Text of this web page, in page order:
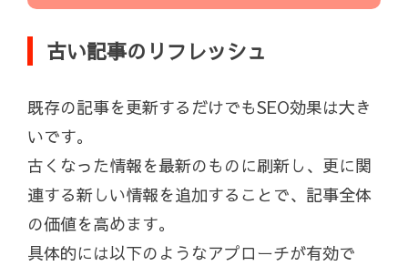
古い記事のリフレッシュ
既存の記事を更新するだけでもSEO効果は大き
いです。
古くなった情報を最新のものに刷新し、更に関
連する新しい情報を追加することで、記事全体
の価値を高めます。
具体的には以下のようなアプローチが有効で